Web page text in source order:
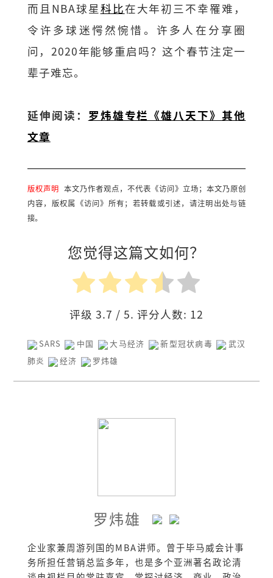
而且NBA球星科比在大年初三不幸罹难，
令许多球迷愕然惋惜。许多人在分享圈
问，2020年能够重启吗？这个春节注定一
辈子难忘。
延伸阅读： 罗炜雄专栏《雄八天下》其他
文章
版权声明 本文乃作者观点，不代表《访问》立场；本文乃原创
内容，版权属《访问》所有；若转载或引述，请注明出处与链
接。
您觉得这篇文如何？
评级 3.7 / 5. 评分人数: 12
SARS 中国 大马经济 新型冠状病毒
武汉
肺炎
经济 罗炜雄
罗炜雄
企业家兼周游列国的MBA讲师。曾于毕马威会计事
务所担任营销总监多年，也是多个亚洲著名政论清